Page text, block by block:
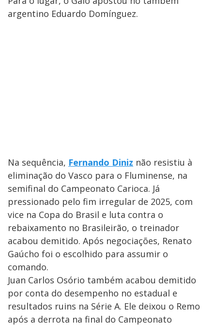
argentino Eduardo Domínguez.
Na sequência, Fernando Diniz não resistiu à
eliminação do Vasco para o Fluminense, na
semifinal do Campeonato Carioca. Já
pressionado pelo fim irregular de 2025, com
vice na Copa do Brasil e luta contra o
rebaixamento no Brasileirão, o treinador
acabou demitido. Após negociações, Renato
Gaúcho foi o escolhido para assumir o
comando.
Juan Carlos Osório também acabou demitido
por conta do desempenho no estadual e
resultados ruins na Série A. Ele deixou o Remo
após a derrota na final do Campeonato